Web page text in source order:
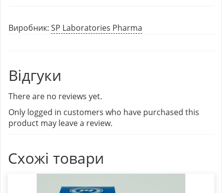
Виробник: SP Laboratories Pharma
Відгуки
There are no reviews yet.
Only logged in customers who have purchased this
product may leave a review.
Схожі товари